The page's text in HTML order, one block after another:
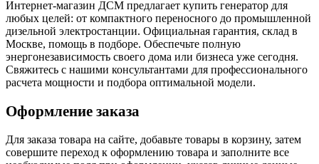
Интернет-магазин ДСМ предлагает купить генератор для
любых целей: от компактного переносного до промышленной
дизельной электростанции. Официальная гарантия, склад в
Москве, помощь в подборе. Обеспечьте полную
энергонезависимость своего дома или бизнеса уже сегодня.
Свяжитесь с нашими консультантами для профессионального
расчета мощности и подбора оптимальной модели.
Оформление заказа
Для заказа товара на сайте, добавьте товары в корзину, затем
совершите переход к оформлению товара и заполните все